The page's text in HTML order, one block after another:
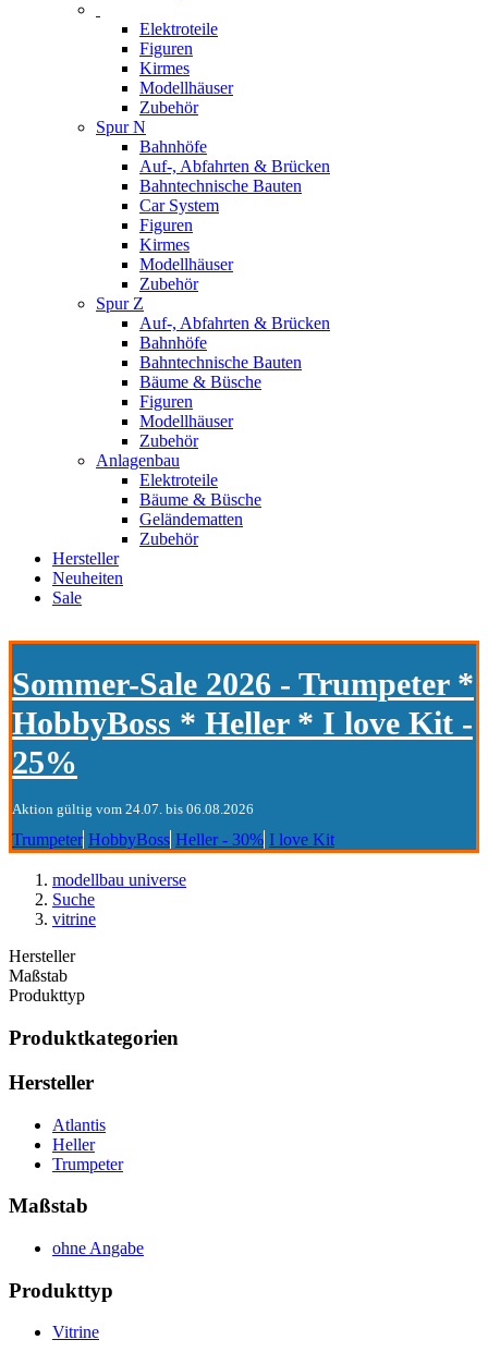
Elektroteile
Figuren
Kirmes
Modellhäuser
Zubehör
Spur N
Bahnhöfe
Auf-, Abfahrten & Brücken
Bahntechnische Bauten
Car System
Figuren
Kirmes
Modellhäuser
Zubehör
Spur Z
Auf-, Abfahrten & Brücken
Bahnhöfe
Bahntechnische Bauten
Bäume & Büsche
Figuren
Modellhäuser
Zubehör
Anlagenbau
Elektroteile
Bäume & Büsche
Geländematten
Zubehör
Hersteller
Neuheiten
Sale
Sommer-Sale 2026 - Trumpeter *
HobbyBoss * Heller * I love Kit -
25%
Aktion gültig vom 24.07. bis 06.08.2026
Trumpeter HobbyBoss Heller - 30% I love Kit
modellbau universe
Suche
vitrine
Hersteller
Maßstab
Produkttyp
Produktkategorien
Hersteller
Atlantis
Heller
Trumpeter
Maßstab
ohne Angabe
Produkttyp
Vitrine